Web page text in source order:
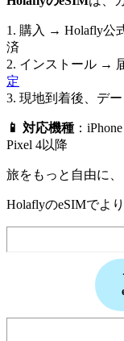
1. 購入 → Holafly公
済
2. インストール →
定
3. 現地到着後、デ
📱 対応機種 ：
Pixel 4以降
旅をもっと自由に、
HolaflyのeSIMでよ